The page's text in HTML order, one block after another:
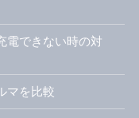
電できない時の対
マを比較